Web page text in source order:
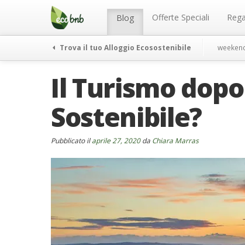
Menu Blog Offerte Speciali
Trova il tuo Alloggio Ecosostenibile
Il Turismo
Sostenibile?
Pubblicato ilaprile 27, 2020da Chiara Marras